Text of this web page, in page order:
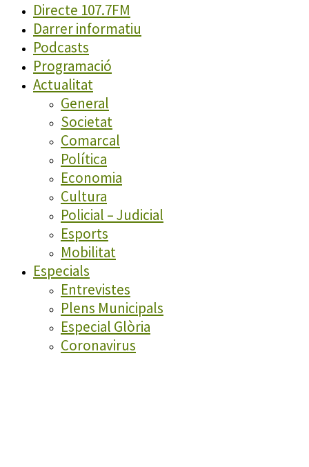
Directe 107.7FM
Darrer informatiu
Podcasts
Programació
Actualitat
General
Societat
Comarcal
Política
Economia
Cultura
Policial – Judicial
Esports
Mobilitat
Especials
Entrevistes
Plens Municipals
Especial Glòria
Coronavirus